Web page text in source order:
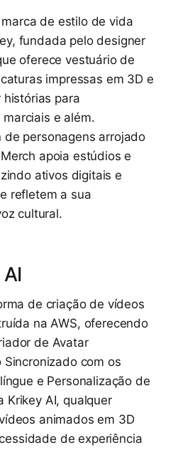
de estilo de vida
fundada pelo designer
oferece vestuário de
impressas em 3D e
para
e além.
de personagens arrojado
apoia estúdios e
ativos digitais e
refletem a sua
cultural.
de criação de vídeos
na AWS, oferecendo
de Avatar
Sincronizado com os
e Personalização de
Krikey AI, qualquer
animados em 3D
de experiência